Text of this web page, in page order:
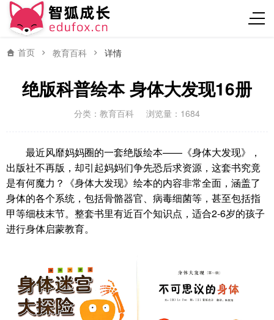
首页 教育百科 详情
绝版科普绘本 身体大发现16册
分类： 教育百科 浏览量：1684
最近风靡妈妈圈的一套绝版绘本——《身体大发现》，
出版社不再版，却引起妈妈们争先恐后求资源，这套书究竟
是有何魔力？《身体大发现》绘本的内容非常全面，涵盖了
身体的各个系统，包括骨骼器官、病毒细菌等，甚至包括指
甲等细枝末节。整套书里有近百个知识点，适合2-6岁的孩子
进行身体启蒙教育。